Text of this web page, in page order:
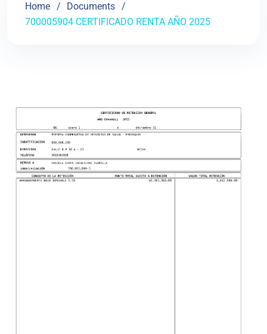
Home
Documents
700005904 CERTIFICADO RENTA AÑO 2025